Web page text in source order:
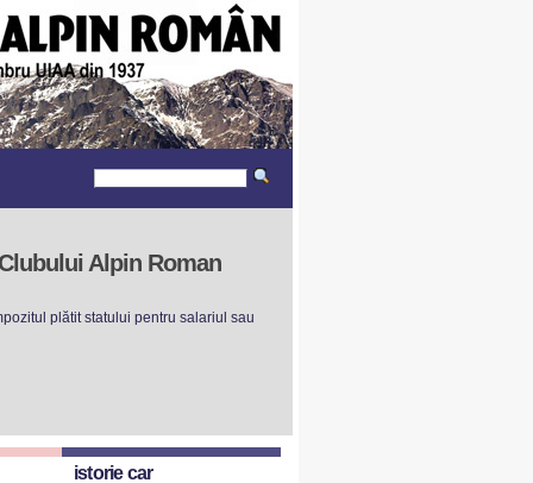
Alpin Roman
plătit statului pentru salariul sau
istorie car